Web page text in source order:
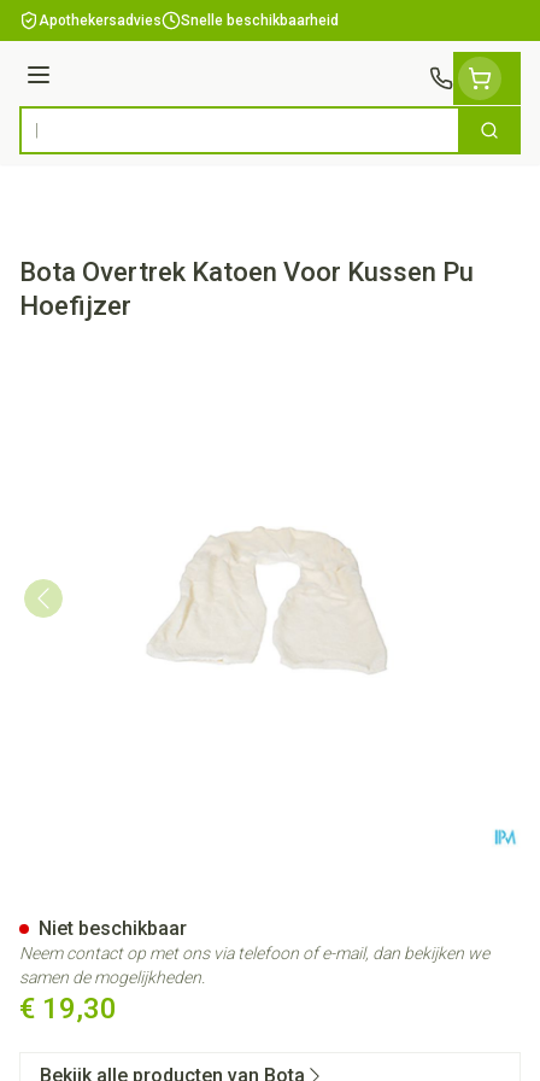
Ga naar de inhoud
Apothekersadvies Snelle beschikbaarheid
Menu
Product, merk, categorie... Zoek
Bota Overtrek Katoen Voor Kussen Pu
Hoefijzer
€ 19,30
Niet beschikbaar
Neem contact op met ons via telefoon of e-mail, dan bekijken we
samen de mogelijkheden.
Bekijk alle producten van Bota